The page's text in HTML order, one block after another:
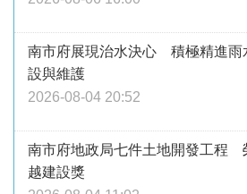
南市府展現治水決心 積極精進雨
設與維護
2026-08-04 20:52
南市府地政局七件土地開發工程
越建設獎